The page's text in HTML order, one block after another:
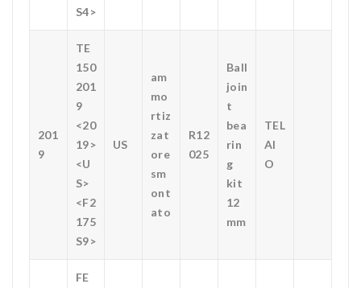
S4>
201
9
TE
150
201
9
<20
19>
<U
S>
<F2
175
S9>
US
am
mo
rtiz
zat
ore
sm
ont
ato
R12
025
Ball
join
t
bea
rin
g
kit
12
mm
TEL
AI
O
FE